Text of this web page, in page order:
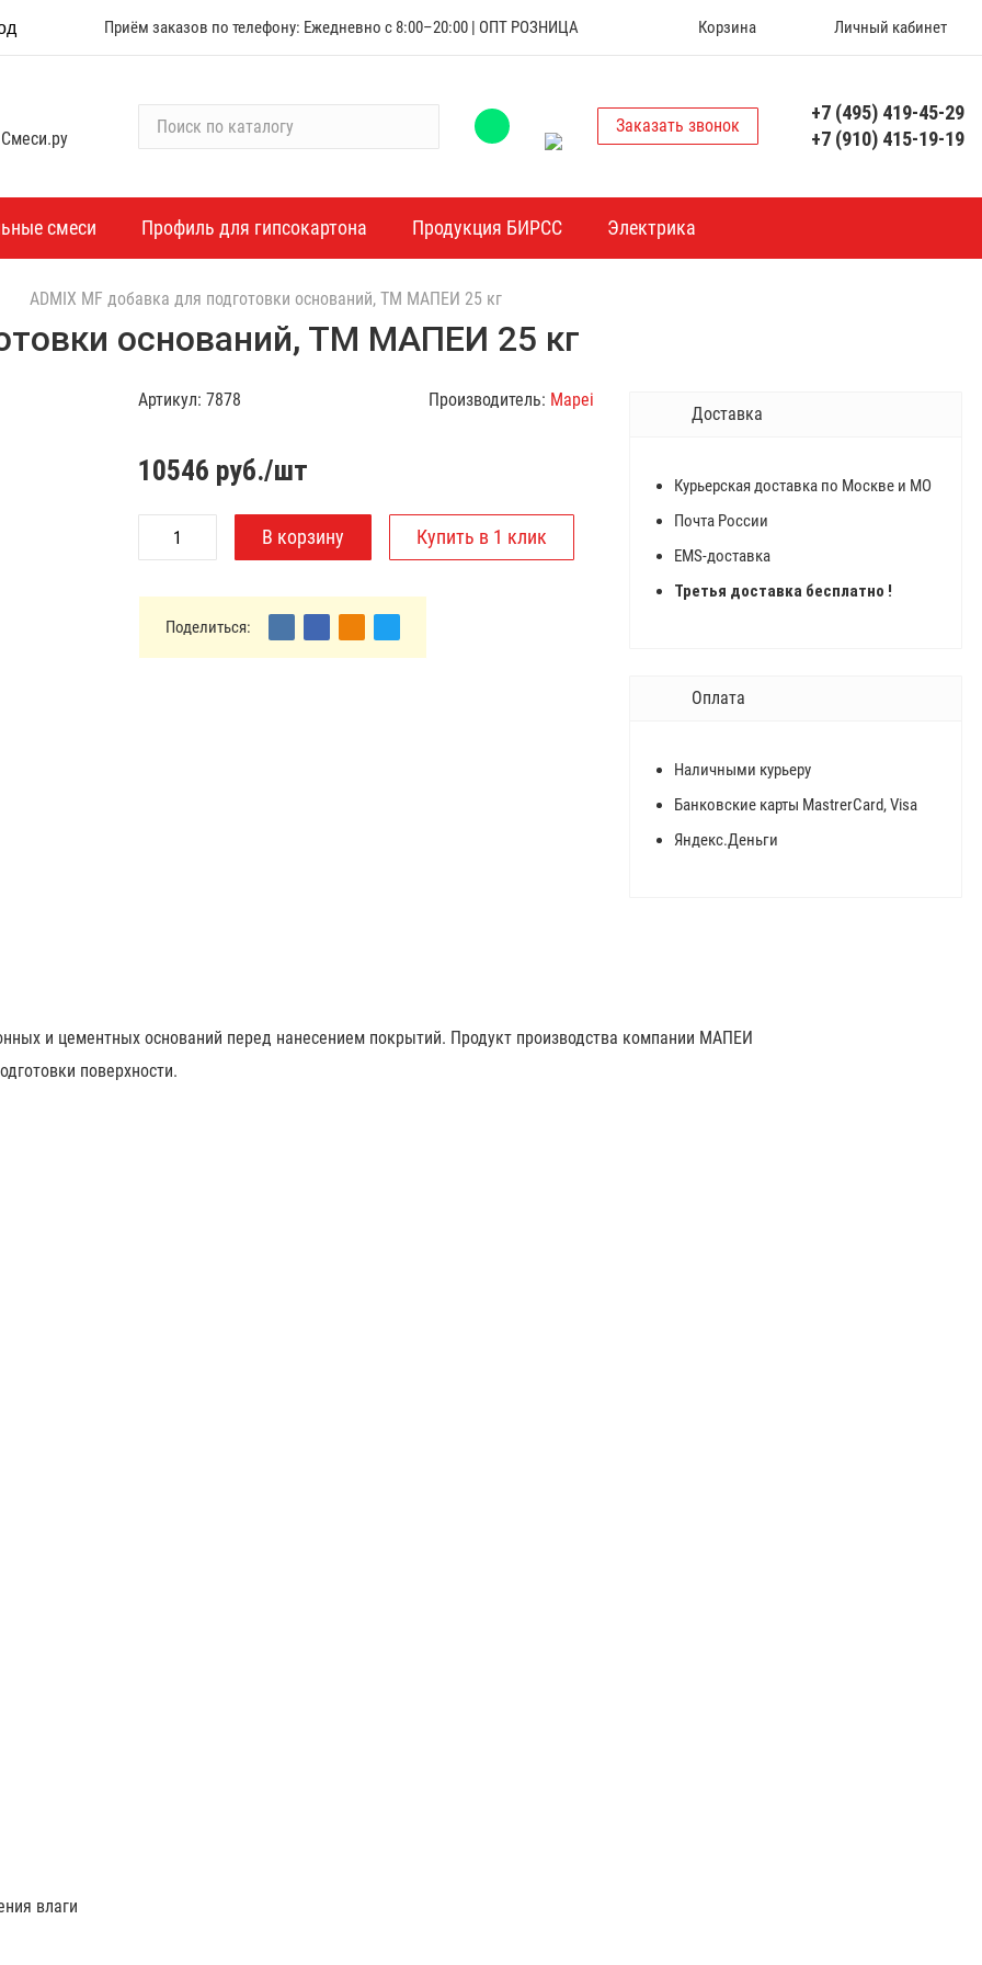
Приём заказов по телефону: Ежедневно с 8:00–20:00 | ОПТ РОЗНИЦА Корзина Личный кабинет
с
к
к
т
л
г
у
Заказать звонок
+7 (495) 419-45-29
+7 (910) 415-19-19
смеси Профиль для гипсокартона Продукция БИРСС Электрика
ADMIX MF добавка для подготовки оснований, ТМ МАПЕИ 25 кг
оснований, ТМ МАПЕИ 25 кг
Артикул: 7878 Производитель: Mapei
10546 руб./шт
Поделиться:
Доставка
Курьерская доставка по Москве и МО
Почта России
EMS-доставка
Третья доставка бесплатно !
Оплата
Наличными курьеру
Банковские карты MastrerCard, Visa
Яндекс.Деньги
и цементных оснований перед нанесением покрытий. Продукт производства компании МАПЕИ
поверхности.
влаги